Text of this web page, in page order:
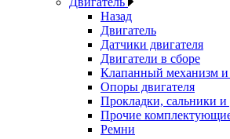
Назад
Двигатель
Датчики двигателя
Двигатели в сборе
Клапанный механизм
Опоры двигателя
Прокладки, сальники и
Прочие
Ремни